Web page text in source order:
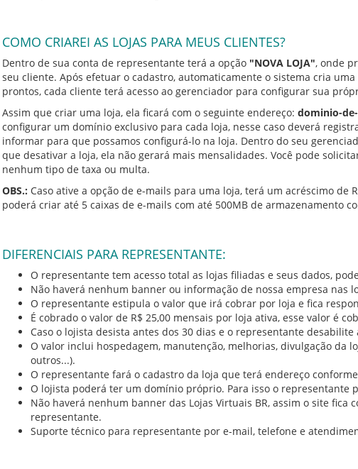
COMO CRIAREI AS LOJAS PARA MEUS CLIENTES?
Dentro de sua conta de representante terá a opção "NOVA LOJA", onde
seu cliente. Após efetuar o cadastro, automaticamente o sistema cria
prontos, cada cliente terá acesso ao gerenciador para configurar sua
Assim que criar uma loja, ela ficará com o seguinte endereço: dominio-
configurar um domínio exclusivo para cada loja, nesse caso deverá
informar para que possamos configurá-lo na loja. Dentro do seu
que desativar a loja, ela não gerará mais mensalidades. Você pode
nenhum tipo de taxa ou multa.
OBS.: Caso ative a opção de e-mails para uma loja, terá um acréscimo de
poderá criar até 5 caixas de e-mails com até 500MB de armazenamento
DIFERENCIAIS PARA REPRESENTANTE:
O representante tem acesso total as lojas filiadas e seus dados,
Não haverá nenhum banner ou informação de nossa empresa nas
O representante estipula o valor que irá cobrar por loja e fica
É cobrado o valor de R$ 25,00 mensais por loja ativa, esse valor é
Caso o lojista desista antes dos 30 dias e o representante
O valor inclui hospedagem, manutenção, melhorias, divulgação da
outros...).
O representante fará o cadastro da loja que terá endereço
O lojista poderá ter um domínio próprio. Para isso o representante
Não haverá nenhum banner das Lojas Virtuais BR, assim o site
representante.
Suporte técnico para representante por e-mail, telefone e